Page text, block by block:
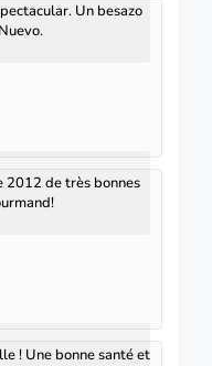
Un besazo
2012 de très bonnes
! Une bonne santé et